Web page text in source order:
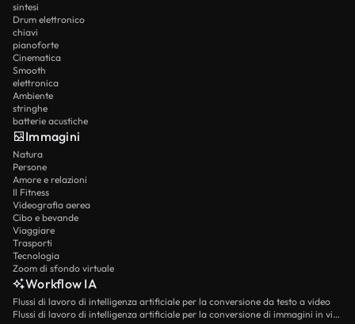
sintesi
Drum elettronico
chiavi
pianoforte
Cinematica
Smooth
elettronica
Ambiente
stringhe
batterie acustiche
Immagini
Natura
Persone
Amore e relazioni
Il Fitness
Videografia aerea
Cibo e bevande
Viaggiare
Trasporti
Tecnologia
Zoom di sfondo virtuale
Workflow IA
Flussi di lavoro di intelligenza artificiale per la conversione da testo a video
Flussi di lavoro di intelligenza artificiale per la conversione di immagini in video